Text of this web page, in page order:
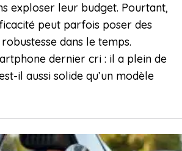
exploser leur budget. Pourtant,
peut parfois poser des
dans le temps.
dernier cri : il a plein de
il aussi solide qu’un modèle